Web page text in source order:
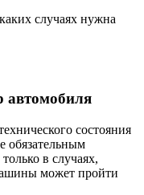
случаях нужна
автомобиля
состояния
обязательным
в случаях,
может пройти